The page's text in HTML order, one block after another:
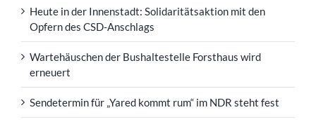
Heute in der Innenstadt: Solidaritätsaktion mit den
Opfern des CSD-Anschlags
Wartehäuschen der Bushaltestelle Forsthaus wird
erneuert
Sendetermin für „Yared kommt rum“ im NDR steht fest